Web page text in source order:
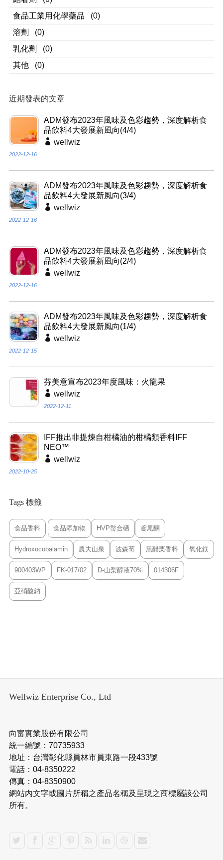
食品工業用化學藥品
(0)
溶劑
(0)
乳化劑
(0)
其他
(0)
近期發表的文章
ADM發布2023年風味及色彩趨勢，深度解析食
品飲料4大發展新風向(4/4)
wellwiz
2022-12-16
ADM發布2023年風味及色彩趨勢，深度解析食
品飲料4大發展新風向(3/4)
wellwiz
2022-12-16
ADM發布2023年風味及色彩趨勢，深度解析食
品飲料4大發展新風向(2/4)
wellwiz
2022-12-16
ADM發布2023年風味及色彩趨勢，深度解析食
品飲料4大發展新風向(1/4)
wellwiz
2022-12-15
芬美意宣布2023年度風味：火龍果
wellwiz
2022-12-11
IFF推出非提煉自柑橘油的柑橘類香料IFF
NEO™
wellwiz
2022-10-25
Tags 標籤
食品香料 食品添加物 HVP螯合硒 鳶尾酮
Hydroxocobalamin 農夫山泉 波森莓 黑醋栗香料 氧化鎂
900403WP FK-017/02 D-山梨醇液70% 014306F
亞硝酸鈉
Wellwiz Enterprise Co., Ltd
向富實業股份有限公司
統一編號：70735933
地址：台灣彰化縣員林市員東路一段433號
電話：04-8350222
傳真：04-8350900
網站內文字或圖片所稱之產品名稱及呈現之商標屬該公司
所有。